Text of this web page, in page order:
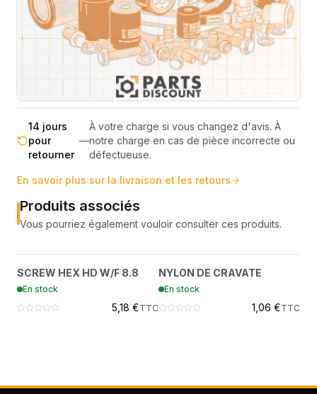
France
métropolitaine
Livraison exclusivement en France
métropolitaine (hors Corse et DOM-
TOM).
totale
Pas de surprise : le coût exact est
calculé selon le poids et le volume de
votre commande avant paiement.
14 jours
pour
retourner
—
À votre charge si vous changez d'avis. À
notre charge en cas de pièce incorrecte ou
défectueuse.
En savoir plus sur la livraison et les retours
Produits associés
Vous pourriez également vouloir consulter ces produits.
?
29CM816
SCREW HEX HD W/F 8.8
En stock
5,18 €TTC
?
6610510
NYLON DE CRAVATE
En stock
1,06 €TTC